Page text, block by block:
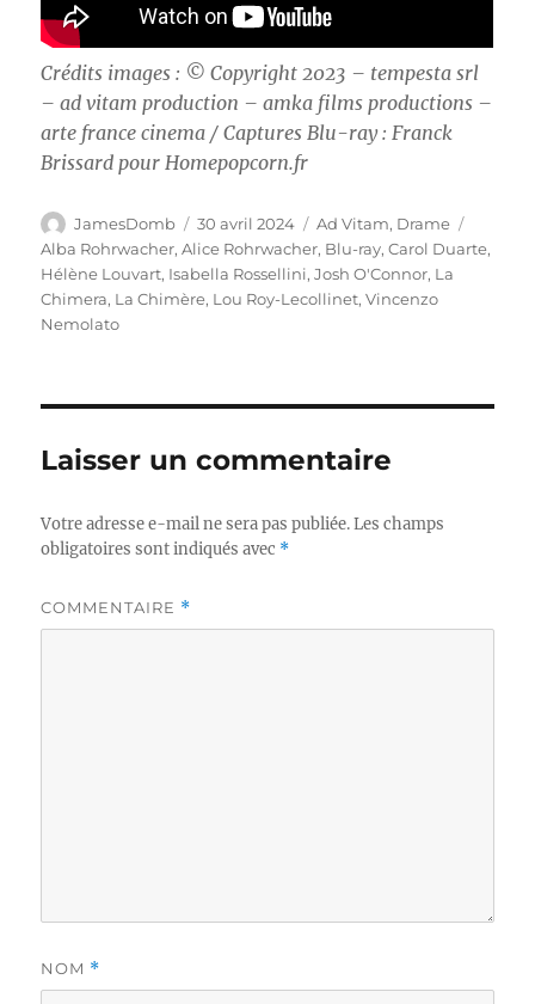
Crédits images : © Copyright 2023 – tempesta srl
– ad vitam production – amka films productions –
arte france cinema / Captures Blu-ray : Franck
Brissard pour Homepopcorn.fr
Auteur
JamesDomb
Publié
le
30 avril 2024 Catégories
Ad Vitam, Drame
Alba Rohrwacher,Alice Rohrwacher, Blu-ray,Carol Duarte,
Hélène Louvart, Isabella Rossellini,Josh O'Connor, La
Chimera, La Chimère, Lou Roy-Lecollinet,Vincenzo
Nemolato
Laisser un commentaire
Votre adresse e-mail ne sera pas publiée. Les champs
obligatoires sont indiqués avec *
COMMENTAIRE *
NOM *